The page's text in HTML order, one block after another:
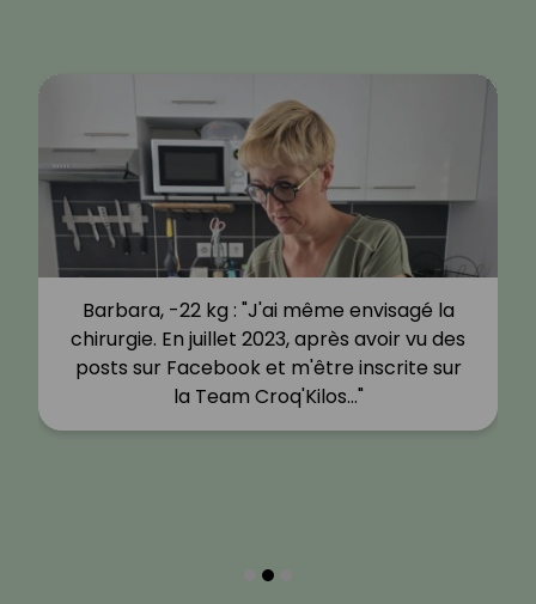
Barbara, -22 kg : "J'ai même envisagé la
chirurgie. En juillet 2023, après avoir vu des
posts sur Facebook et m'être inscrite sur
la Team Croq'Kilos…"